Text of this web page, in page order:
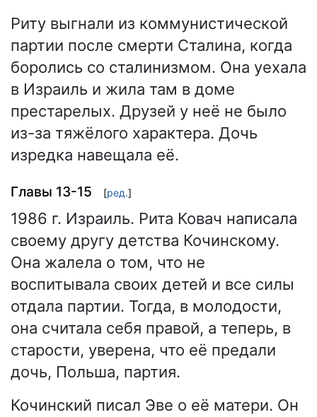
Риту выгнали из коммунистической
партии после смерти Сталина, когда
боролись со сталинизмом. Она уехала
в Израиль и жила там в доме
престарелых. Друзей у неё не было
из-за тяжёлого характера. Дочь
изредка навещала её.
Главы 13-15 [ред.]
1986 г. Израиль. Рита Ковач написала
своему другу детства Кочинскому.
Она жалела о том, что не
воспитывала своих детей и все силы
отдала партии. Тогда, в молодости,
она считала себя правой, а теперь, в
старости, уверена, что её предали
дочь, Польша, партия.
Кочинский писал Эве о её матери. Он